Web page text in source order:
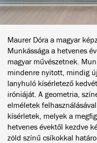
Maurer Dóra a magyar
Munkássága a hetvenes
magyar művészetnek.
mindenre nyitott, mindig
lanyhuló kísérletező
iróniáját. A geometria,
elméletek
kísérletek, melyek a
hetvenes évektől kezdve
zöld színű csíkokkal